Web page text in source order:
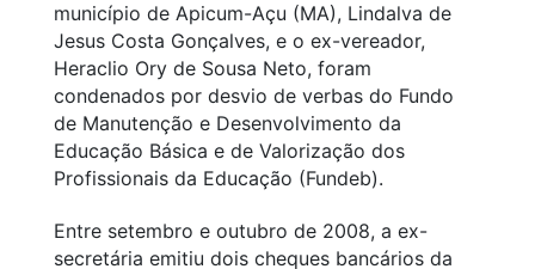
município de Apicum-Açu (MA), Lindalva de
Jesus Costa Gonçalves, e o ex-vereador,
Heraclio Ory de Sousa Neto, foram
condenados por desvio de verbas do Fundo
de Manutenção e Desenvolvimento da
Educação Básica e de Valorização dos
Profissionais da Educação (Fundeb).
Entre setembro e outubro de 2008, a ex-
secretária emitiu dois cheques bancários da